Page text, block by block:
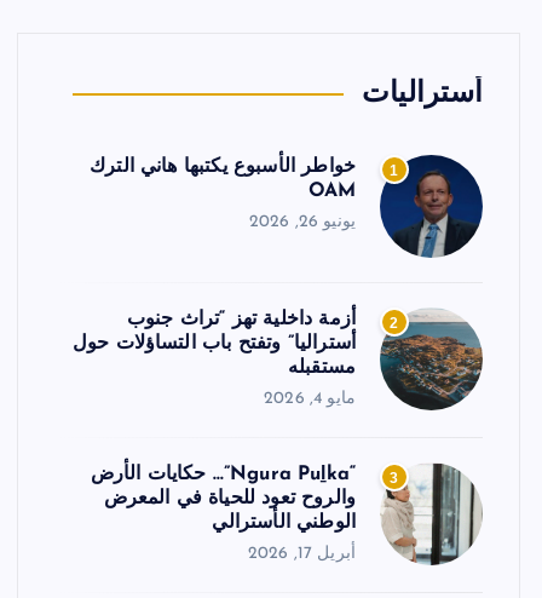
أستراليات
1
خواطر الأسبوع يكتبها هاني الترك
OAM
يونيو 26, 2026
2
أزمة داخلية تهز “تراث جنوب
أستراليا” وتفتح باب التساؤلات حول
مستقبله
مايو 4, 2026
3
“Ngura Puḻka”… حكايات الأرض
والروح تعود للحياة في المعرض
الوطني الأسترالي
أبريل 17, 2026